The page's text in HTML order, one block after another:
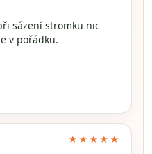
sázení stromku nic
v pořádku.
★★★★★